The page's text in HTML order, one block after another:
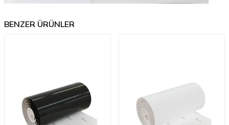
BENZER ÜRÜNLER